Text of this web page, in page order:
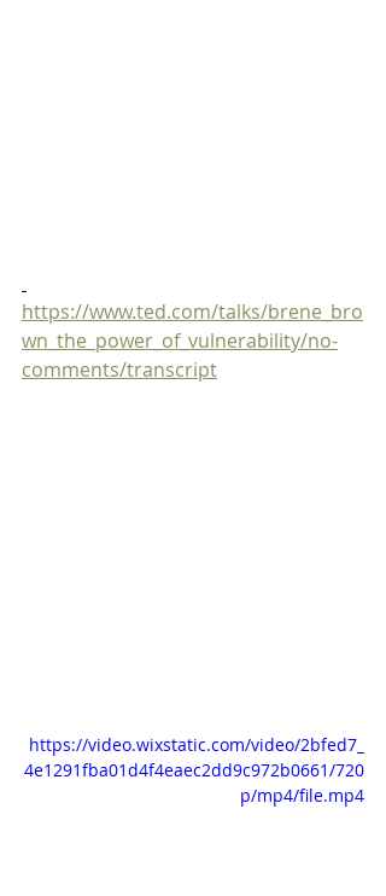
https://www.ted.com/talks/brene_bro
wn_the_power_of_vulnerability/no-
comments/transcript
https://video.wixstatic.com/video/2bfed7_
4e1291fba01d4f4eaec2dd9c972b0661/720
p/mp4/file.mp4